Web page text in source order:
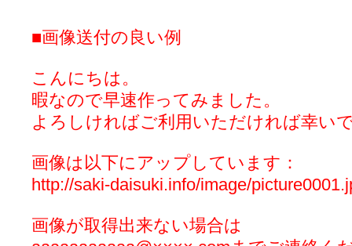
■画像送付の良い例
こんにちは。
暇なので早速作ってみました。
よろしければご利用いただければ幸い
画像は以下にアップしています：
http://saki-daisuki.info/image/
画像が取得出来ない場合は